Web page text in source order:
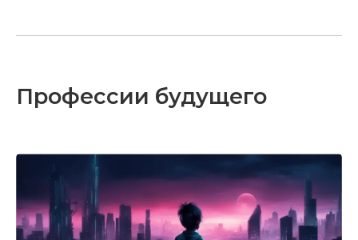
Профессии будущего